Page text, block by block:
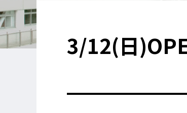
3/12(日